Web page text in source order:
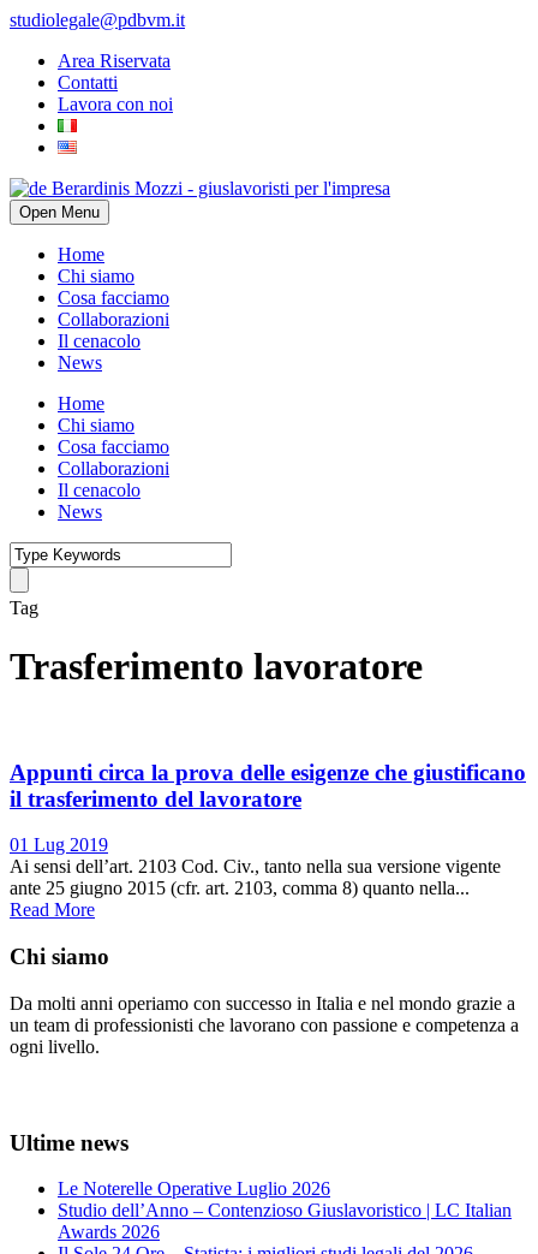
studiolegale@pdbvm.it
Area Riservata
Contatti
Lavora con noi
Open Menu
Home
Chi siamo
Cosa facciamo
Collaborazioni
Il cenacolo
News
Home
Chi siamo
Cosa facciamo
Collaborazioni
Il cenacolo
News
Tag
Trasferimento lavoratore
Appunti circa la prova delle esigenze che giustificano
il trasferimento del lavoratore
01 Lug 2019
Ai sensi dell’art. 2103 Cod. Civ., tanto nella sua versione vigente
ante 25 giugno 2015 (cfr. art. 2103, comma 8) quanto nella...
Read More
Chi siamo
Da molti anni operiamo con successo in Italia e nel mondo grazie a
un team di professionisti che lavorano con passione e competenza a
ogni livello.
Ultime news
Le Noterelle Operative Luglio 2026
Studio dell’Anno – Contenzioso Giuslavoristico | LC Italian
Awards 2026